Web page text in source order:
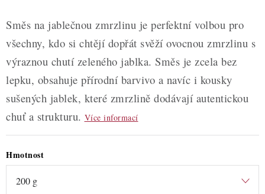
Směs na jablečnou zmrzlinu je perfektní volbou pro
všechny, kdo si chtějí dopřát svěží ovocnou zmrzlinu s
výraznou chutí zeleného jablka. Směs je zcela bez
lepku, obsahuje přírodní barvivo a navíc i kousky
sušených jablek, které zmrzlině dodávají autentickou
chuť a strukturu. Více informací
Hmotnost